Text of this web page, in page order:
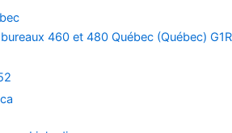
460 et 480 Québec (Québec) G1R